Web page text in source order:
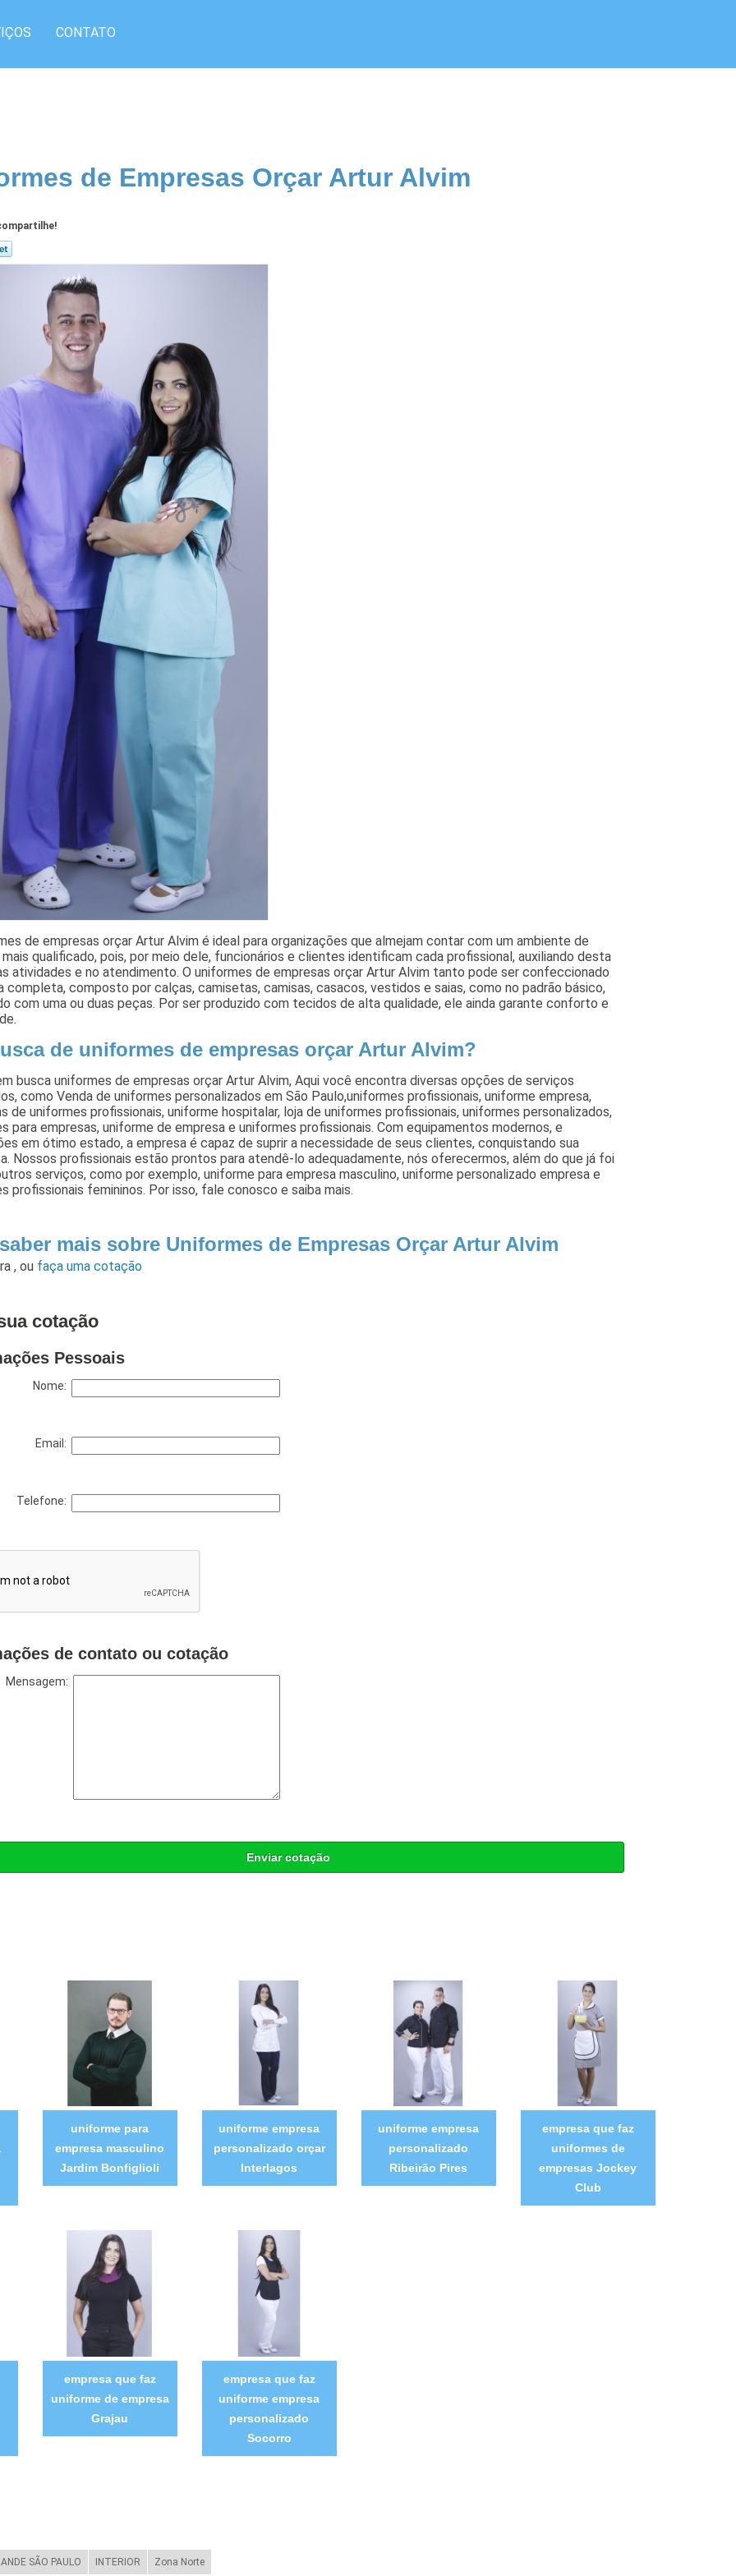
CONTATO
de Empresas Orçar Artur Alvim
de empresas orçar Artur Alvim é ideal para organizações que almejam contar com um ambiente de
qualificado, pois, por meio dele, funcionários e clientes identificam cada profissional, auxiliando desta
atividades e no atendimento. O uniformes de empresas orçar Artur Alvim tanto pode ser confeccionado
completa, composto por calças, camisetas, camisas, casacos, vestidos e saias, como no padrão básico,
com uma ou duas peças. Por ser produzido com tecidos de alta qualidade, ele ainda garante conforto e
de uniformes de empresas orçar Artur Alvim?
busca uniformes de empresas orçar Artur Alvim, Aqui você encontra diversas opções de serviços
como Venda de uniformes personalizados em São Paulo,uniformes profissionais, uniforme empresa,
de uniformes profissionais, uniforme hospitalar, loja de uniformes profissionais, uniformes personalizados,
para empresas, uniforme de empresa e uniformes profissionais. Com equipamentos modernos, e
em ótimo estado, a empresa é capaz de suprir a necessidade de seus clientes, conquistando sua
Nossos profissionais estão prontos para atendê-lo adequadamente, nós oferecermos, além do que já foi
serviços, como por exemplo, uniforme para empresa masculino, uniforme personalizado empresa e
profissionais femininos. Por isso, fale conosco e saiba mais.
mais sobre Uniformes de Empresas Orçar Artur Alvim
,ou faça uma cotação
cotação
Pessoais
Nome:
Email:
Telefone:
de contato ou cotação
Mensagem:
Enviar cotação
uniforme para
empresa masculino
Jardim Bonfiglioli
uniforme empresa
personalizado orçar
Interlagos
uniforme empresa
personalizado
Ribeirão Pires
empresa que faz
uniformes de
empresas Jockey
Club
empresa que faz
uniforme de empresa
Grajau
empresa que faz
uniforme empresa
personalizado
Socorro
SÃO PAULO INTERIOR Zona Norte